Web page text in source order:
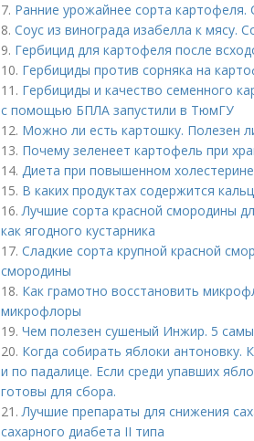
7. Ранние урожайнее сорта картофеля.
8. Соус из винограда изабелла к мясу.
9. Гербицид для картофеля после
10. Гербициды против сорняка на
11. Гербициды и качество семенного
с помощью БПЛА запустили в ТюмГУ
12. Можно ли есть картошку. Полезен
13. Почему зеленеет картофель при
14. Диета при повышенном
15. В каких продуктах содержится
16.Лучшие сорта красной смородины
как ягодного кустарника
17. Сладкие сорта крупной красной
смородины
18. Как грамотно восстановить
микрофлоры
19. Чем полезен сушеный Инжир. 5
20. Когда собирать яблоки антоновку.
и по падалице. Если среди упавших
готовы для сбора.
21.Лучшие препараты для снижения
сахарного диабета II типа